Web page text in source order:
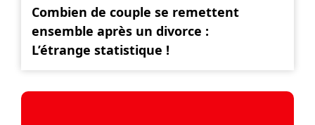
Combien de couple se remettent
ensemble après un divorce :
L’étrange statistique !